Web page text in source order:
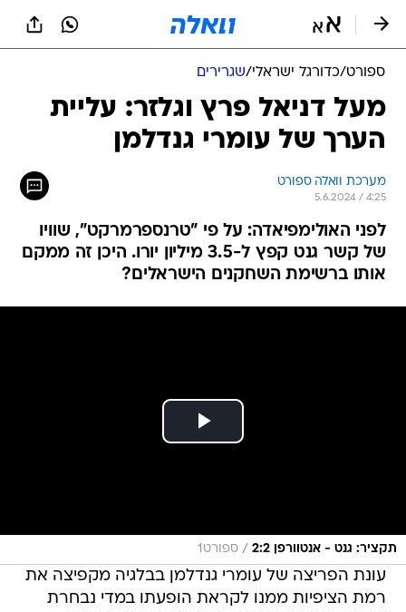
ספורט/כדורגל ישראלי/שגרירים
מעל דניאל פרץ וגלזר: עליית
הערך של עומרי גנדלמן
מערכת וואלה ספורט
5.6.2024 / 4:25
לפני האולימפיאדה: על פי "טרנספרמרקט", שוויו
של קשר גנט קפץ ל-3.5 מיליון יורו. היכן זה ממקם
אותו ברשימת השחקנים הישראלים?
תקציר: גנט - אנטוורפן 2:2 / ספורט1
עונת הפריצה של עומרי גנדלמן בבלגיה מקפיצה את
רמת הציפיות ממנו לקראת הופעתו במדי נבחרת